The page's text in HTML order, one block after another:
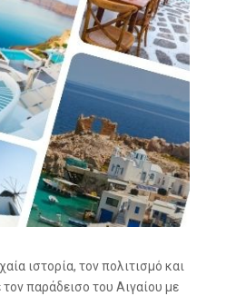
ιστορία, τον πολιτισμό και
παράδεισο του Αιγαίου με